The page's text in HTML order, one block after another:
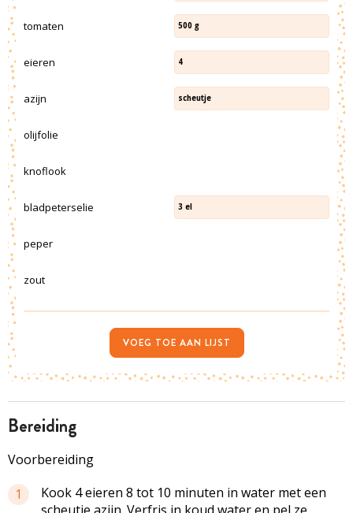
bereiding
Voorbereiding
1
Kook 4 eieren 8 tot 10 minuten in water met een
scheutje azijn. Verfris in koud water en pel ze.
tomaten 500 g
eieren 4
azijn scheutje
olijfolie
knoflook
bladpeterselie 3 el
peper
zout
VOEG TOE AAN LIJST